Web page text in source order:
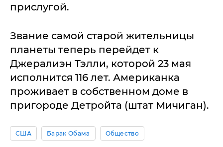
прислугой.
Звание самой старой жительницы
планеты теперь перейдет к
Джералиэн Тэлли, которой 23 мая
исполнится 116 лет. Американка
проживает в собственном доме в
пригороде Детройта (штат Мичиган).
США Барак Обама Общество